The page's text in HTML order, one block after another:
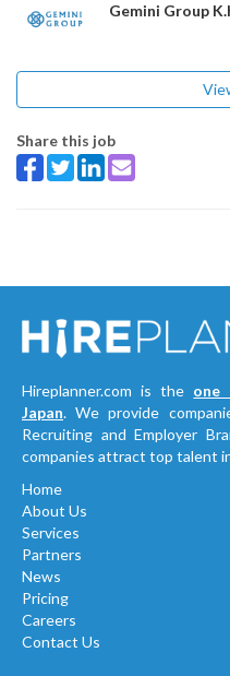
Gemini Group
Share this job
Hireplanner.com is the one
Japan. We provide
Recruiting and Employer
companies attract top talent
Home
About Us
Services
Partners
News
Pricing
Careers
Contact Us